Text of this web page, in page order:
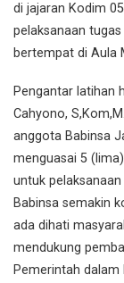
di jajaran Kodim
pelaksanaan
bertempat di Aula
Pengantar latihan
Cahyono,
anggota Babinsa
menguasai 5
untuk
Babinsa semakin
ada dihati
mendukung
Pemerintah